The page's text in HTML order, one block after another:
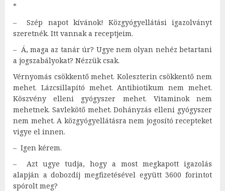
*
– Szép napot kívánok! Közgyógyellátási igazolványt
szeretnék. Itt vannak a receptjeim.
– Á, maga az tanár úr? Ugye nem olyan nehéz betartani
a jogszabályokat? Nézzük csak.
Vérnyomás csökkentő mehet. Koleszterin csökkentő nem
mehet. Lázcsillapító mehet. Antibiotikum nem mehet.
Köszvény elleni gyógyszer mehet. Vitaminok nem
mehetnek. Savlekötő mehet. Dohányzás elleni gyógyszer
nem mehet. A közgyógyellátásra nem jogosító recepteket
vigye el innen.
– Igen kérem.
– Azt ugye tudja, hogy a most megkapott igazolás
alapján a dobozdíj megfizetésével együtt 3600 forintot
spórolt meg?